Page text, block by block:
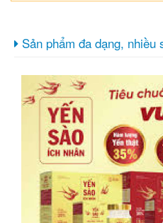
Sản phẩm đa dạng, nhiều